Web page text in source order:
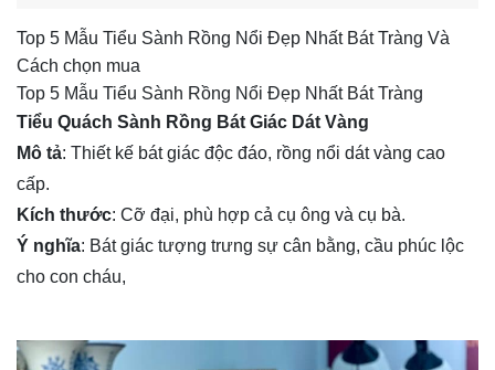
Top 5 Mẫu Tiểu Sành Rồng Nổi Đẹp Nhất Bát Tràng Và
Cách chọn mua
Top 5 Mẫu Tiểu Sành Rồng Nổi Đẹp Nhất Bát Tràng
Tiểu Quách Sành Rồng Bát Giác Dát Vàng
Mô tả: Thiết kế bát giác độc đáo, rồng nổi dát vàng cao
cấp.
Kích thước: Cỡ đại, phù hợp cả cụ ông và cụ bà.
Ý nghĩa: Bát giác tượng trưng sự cân bằng, cầu phúc lộc
cho con cháu,